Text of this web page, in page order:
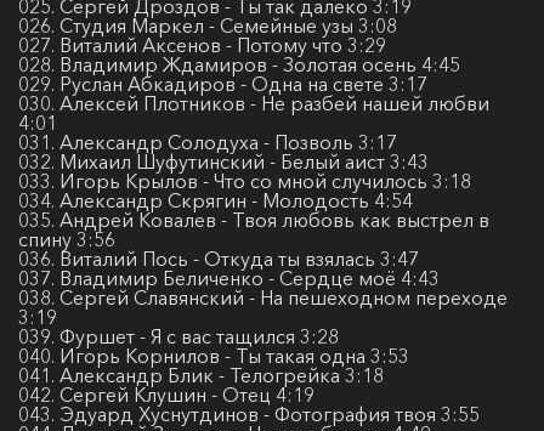
025. Сергей Дроздов - Ты так далеко 3:19
026. Студия Маркел - Семейные узы 3:08
027. Виталий Аксенов - Потому что 3:29
028. Владимир Ждамиров - Золотая осень 4:45
029. Руслан Абкадиров - Одна на свете 3:17
030. Алексей Плотников - Не разбей нашей любви
4:01
031. Александр Солодуха - Позволь 3:17
032. Михаил Шуфутинский - Белый аист 3:43
033. Игорь Крылов - Что со мной случилось 3:18
034. Александр Скрягин - Молодость 4:54
035. Андрей Ковалев - Твоя любовь как выстрел в
спину 3:56
036. Виталий Пось - Откуда ты взялась 3:47
037. Владимир Беличенко - Сердце моё 4:43
038. Сергей Славянский - На пешеходном переходе
3:19
039. Фуршет - Я с вас тащился 3:28
040. Игорь Корнилов - Ты такая одна 3:53
041. Александр Блик - Телогрейка 3:18
042. Сергей Клушин - Отец 4:19
043. Эдуард Хуснутдинов - Фотография твоя 3:55